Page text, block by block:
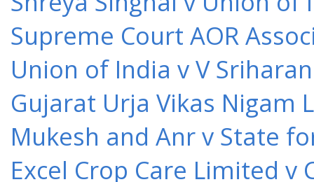
Supreme Court AOR
Union of India v V
Gujarat Urja Vikas Nigam
Mukesh and Anr v State
Excel Crop Care Limited